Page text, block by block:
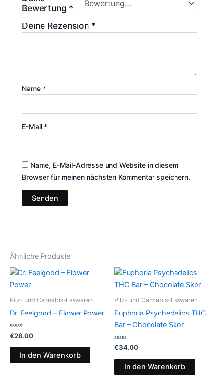
Bewertung *
Deine Rezension *
Name *
E-Mail *
Name, E-Mail-Adresse und Website in diesem
Browser für meinen nächsten Kommentar speichern.
Ähnliche Produkte
Pilz- und Cannabis-Esswaren
Dr. Feelgood – Flower Power
Bewertet
0
€28.00
In den Warenkorb
Pilz- und Cannabis-Esswaren
Euphoria Psychedelics THC
Bar – Chocolate Skor
Bewertet
0
€34.00
In den Warenkorb